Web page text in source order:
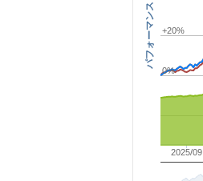
パフォーマンス
2025/09
0%
+20%